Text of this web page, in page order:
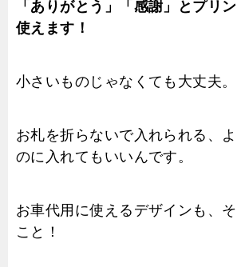
「ありがとう」「感謝」とプリ
使えます！
小さいものじゃなくても大丈夫。
お札を折らないで入れられる、
のに入れてもいいんです。
お車代用に使えるデザインも、
こと！